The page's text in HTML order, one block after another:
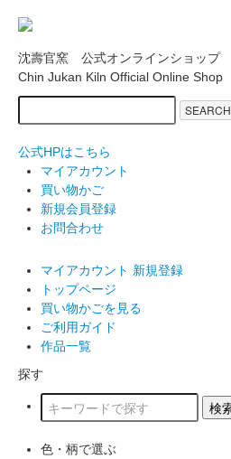
沈壽官窯 公式オンラインショップ
Chin Jukan Kiln Official Online Shop
SEARCH
公式HPはこちら
マイアカウント
買い物かご
新規会員登録
お問合わせ
マイアカウント 新規登録
トップページ
買い物かごを見る
ご利用ガイド
作品一覧
探す
色・柄で選ぶ